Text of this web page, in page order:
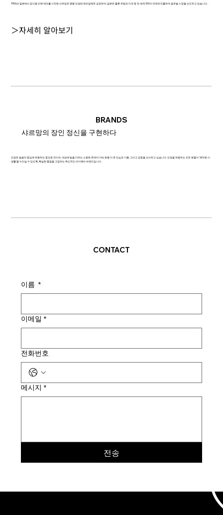
1956년 일본에서 장식용 리벳 제조를 시작한 샤르망은 종합 안경테 제조업체로 성장하여, 일본은 물론 유럽과 미국 등 전 세계 100여 개국에 진출하며 글로벌 시장을 선도하고 있습니다.
＞자세히 알아보기
BRANDS
샤르망의 장인 정신을 구현하다
안경은 얼굴의 중심에 착용하는 중요한 것이자, 개성에 빛을 더하는 소중한 존재이기에, 한층 더 큰 안심과 기쁨, 그리고 감동을 선사하고 싶습니다. 안경을 착용하는 모든 분들이 '쾌적한 시
생활'을 누리실 수 있도록, 확실한 품질을 고집하는 혁신적인 아이웨어 브랜드입니다.
CONTACT
이름 *
이메일 *
전화번호
메시지 *
전송